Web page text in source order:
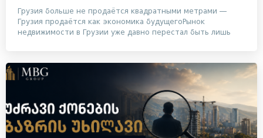
Грузия больше не продаётся квадратными метрами —
Грузия продаётся как экономика будущегоРынок
недвижимости в Грузии уже давно перестал быть лишь